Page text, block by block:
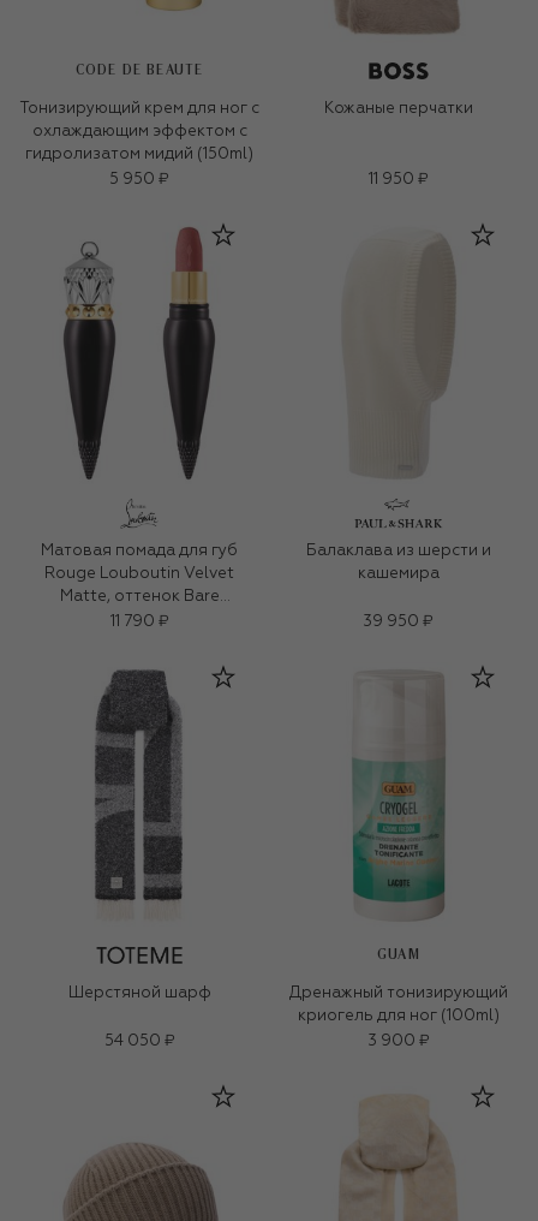
CODE DE BEAUTE
Тонизирующий крем для ног с
охлаждающим эффектом с
гидролизатом мидий (150ml)
5 950 ₽
Кожаные перчатки
11 950 ₽
Матовая помада для губ
Rouge Louboutin Velvet
Matte, оттенок Bare
Rococotte
11 790 ₽
Балаклава из шерсти и
кашемира
39 950 ₽
Шерстяной шарф
54 050 ₽
GUAM
Дренажный тонизирующий
криогель для ног (100ml)
3 900 ₽